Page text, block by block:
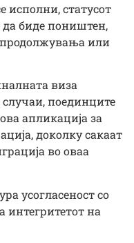
исполни, статусот
биде поништен,
или
виза
поединците
апликација за
доколку сакаат
во оваа
усогласеност со
интегритетот на